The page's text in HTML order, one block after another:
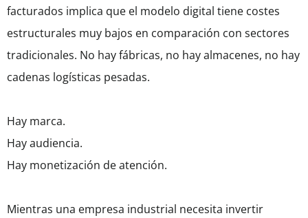
facturados implica que el modelo digital tiene costes
estructurales muy bajos en comparación con sectores
tradicionales. No hay fábricas, no hay almacenes, no hay
cadenas logísticas pesadas.
Hay marca.
Hay audiencia.
Hay monetización de atención.
Mientras una empresa industrial necesita invertir